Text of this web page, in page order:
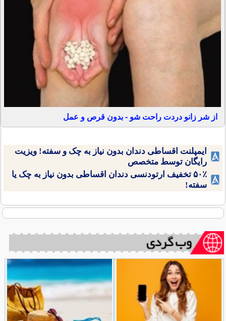
از شر زانو دردت راحت شو - بدون قرص و عمل
ایمپلنت اقساطی دندان بدون نیاز به چک و سفته! ویزیت
رایگان توسط متخصص
۵۰٪ تخفیف ارتودنسی دندان اقساطی بدون نیاز به چک یا
سفته!